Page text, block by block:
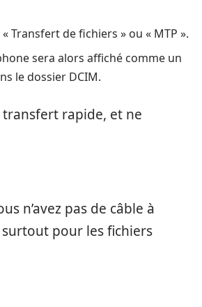
de fichiers » ou « MTP ».
sera alors affiché comme un
le dossier DCIM.
rapide, et ne
n’avez pas de câble à
pour les fichiers